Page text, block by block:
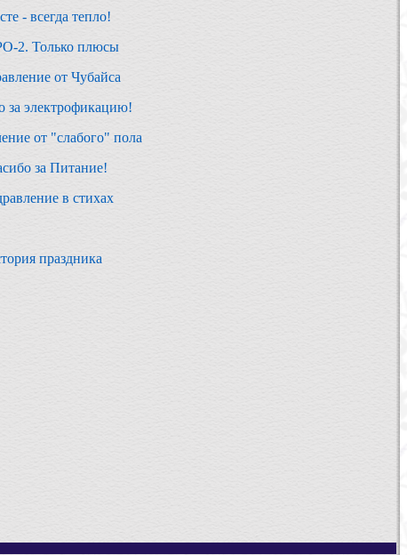
- всегда тепло!
2. Только плюсы
от Чубайса
за электрофикацию!
от "слабого" пола
за Питание!
в стихах
праздника